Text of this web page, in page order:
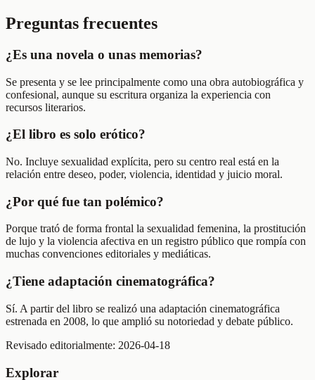
Preguntas frecuentes
¿Es una novela o unas memorias?
Se presenta y se lee principalmente como una obra autobiográfica y
confesional, aunque su escritura organiza la experiencia con
recursos literarios.
¿El libro es solo erótico?
No. Incluye sexualidad explícita, pero su centro real está en la
relación entre deseo, poder, violencia, identidad y juicio moral.
¿Por qué fue tan polémico?
Porque trató de forma frontal la sexualidad femenina, la prostitución
de lujo y la violencia afectiva en un registro público que rompía con
muchas convenciones editoriales y mediáticas.
¿Tiene adaptación cinematográfica?
Sí. A partir del libro se realizó una adaptación cinematográfica
estrenada en 2008, lo que amplió su notoriedad y debate público.
Revisado editorialmente: 2026-04-18
Explorar